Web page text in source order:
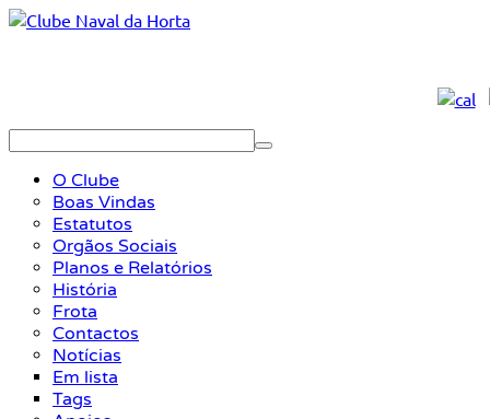
O Clube
Boas Vindas
Estatutos
Orgãos Sociais
Planos e Relatórios
História
Frota
Contactos
Notícias
Em lista
Tags